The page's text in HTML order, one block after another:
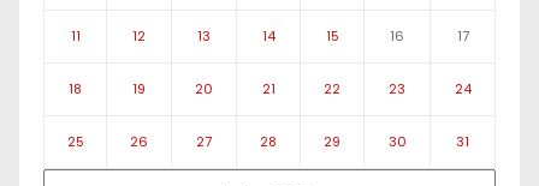
11 12 13 14 15 16 17
18 19 20 21 22 23 24
25 26 27 28 29 30 31